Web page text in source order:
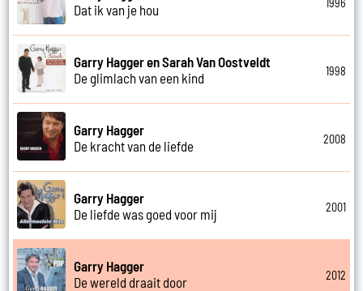
Dat ik van je hou
Garry Hagger en Sarah Van Oostveldt
De glimlach van een kind
1998
Garry Hagger
De kracht van de liefde
2008
Garry Hagger
De liefde was goed voor mij
2001
Garry Hagger
De wereld draait door
2012